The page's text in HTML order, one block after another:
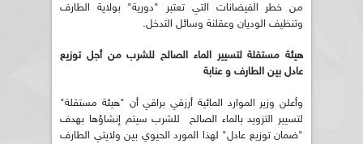
من خطر الفيضانات التي تعتبر "دورية" بولاية الطارف
وتنظيف الوديان وعقلنة وسائل التدخل.
هيئة مستقلة لتسيير الماء الصالح للشرب من أجل توزيع
عادل بين الطارف و عنابة
وأعلن وزير الموارد المائية أرزقي براقي أن "هيئة مستقلة"
لتسيير التزويد بالماء الصالح للشرب سيتم إنشاؤها بهدف
"ضمان توزيع عادل" لهذا المورد الحيوي بين ولايتي الطارف